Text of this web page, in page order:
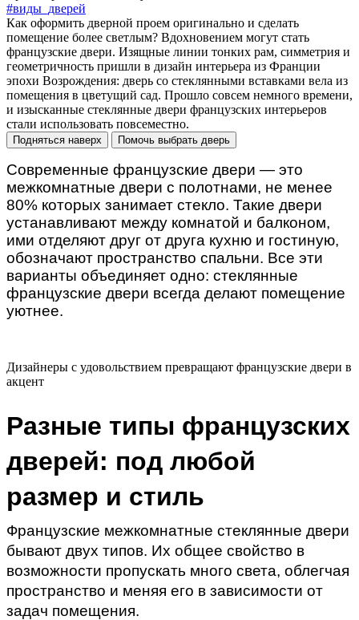
#виды_дверей
Как оформить дверной проем оригинально и сделать
помещение более светлым? Вдохновением могут стать
французские двери. Изящные линии тонких рам, симметрия и
геометричность пришли в дизайн интерьера из Франции
эпохи Возрождения: дверь со стеклянными вставками вела из
помещения в цветущий сад. Прошло совсем немного времени,
и изысканные стеклянные двери французских интерьеров
стали использовать повсеместно.
Подняться наверх Помочь выбрать дверь
Современные французские двери — это
межкомнатные двери с полотнами, не менее
80% которых занимает стекло. Такие двери
устанавливают между комнатой и балконом,
ими отделяют друг от друга кухню и гостиную,
обозначают пространство спальни. Все эти
варианты объединяет одно: стеклянные
французские двери всегда делают помещение
уютнее.
Дизайнеры с удовольствием превращают французские двери в
акцент
Разные типы французских
дверей: под любой
размер и стиль
Французские межкомнатные стеклянные двери
бывают двух типов. Их общее свойство в
возможности пропускать много света, облегчая
пространство и меняя его в зависимости от
задач помещения.